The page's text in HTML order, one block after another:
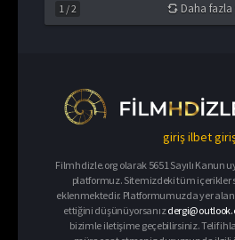
1 /2 Daha fazla
girişilbet
Filmhdizle.org olarak 5651 Sayılı Kanun
platformuz. Sitemizdeki tüm içerikler
eklenmektedir. Platformumuzda yer
ettiğini düşünüyorsanız
bizimle iletişime geçebilirsiniz. Telif